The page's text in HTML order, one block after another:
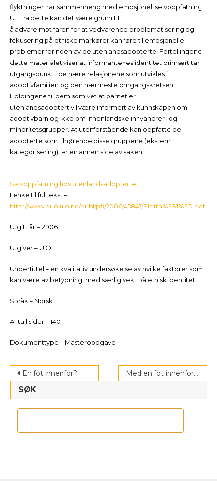
flyktninger har sammenheng med emosjonell selvoppfatning.
Ut i fra dette kan det være grunn til
å advare mot faren for at vedvarende problematisering og
fokusering på etniske markører kan føre til emosjonelle
problemer for noen av de utenlandsadopterte. Fortellingene i
dette materialet viser at informantenes identitet primært tar
utgangspunkt i de nære relasjonene som utvikles i
adoptivfamilien og den nærmeste omgangskretsen.
Holdingene til dem som vet at barnet er
utenlandsadoptert vil være informert av kunnskapen om
adoptivbarn og ikke om innenlandske innvandrer- og
minoritetsgrupper. At utenforstående kan oppfatte de
adopterte som tilhørende disse gruppene (ekstern
kategorisering), er en annen side av saken.
Selvoppfatning hos utenlandsadopterte
Lenke til fulltekst –
http://www.duo.uio.no/publ/pfi/2006/45847/Sletta%5B1%5D.pdf
Utgitt år – 2006
Utgiver – UiO
Undertittel – en kvalitativ undersøkelse av hvilke faktorer som
kan være av betydning, med særlig vekt på etnisk identitet
Språk – Norsk
Antall sider – 140
Dokumenttype – Masteroppgave
Post
navigation
En fot innenfor? Med en fot innenfor?
SØK